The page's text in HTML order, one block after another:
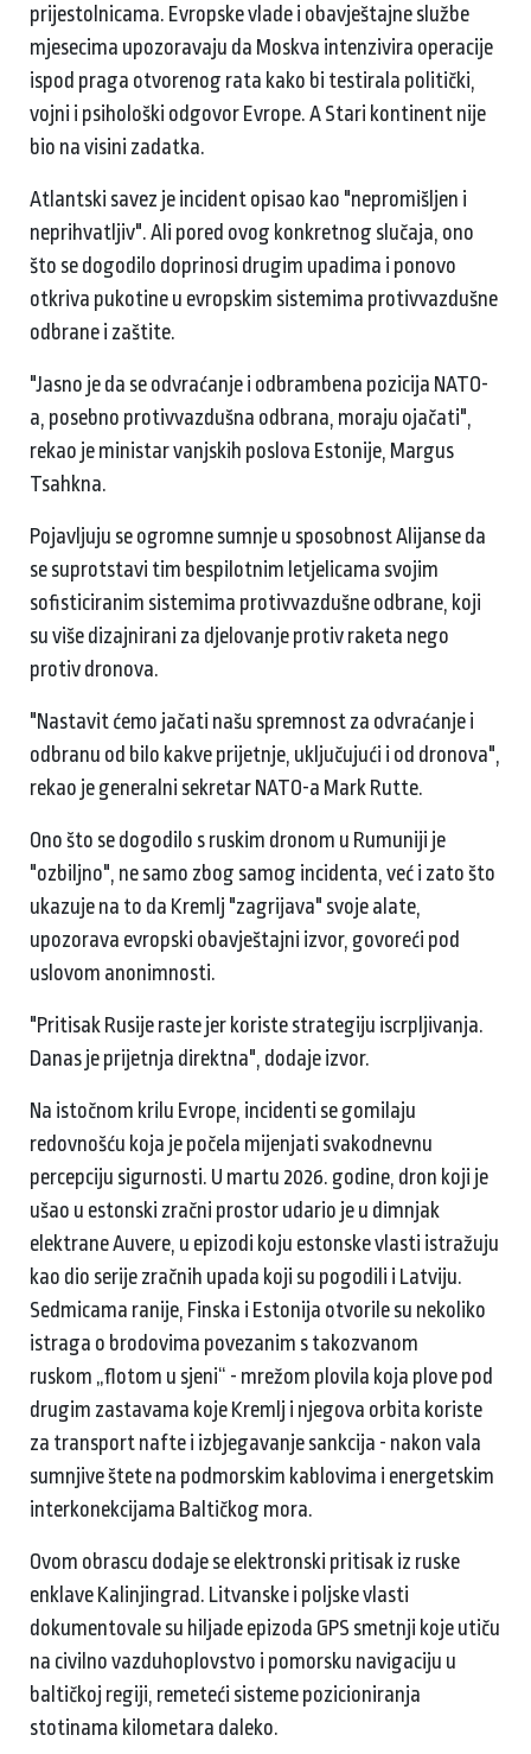
prijestolnicama. Evropske vlade i obavještajne službe
mjesecima upozoravaju da Moskva intenzivira operacije
ispod praga otvorenog rata kako bi testirala politički,
vojni i psihološki odgovor Evrope. A Stari kontinent nije
bio na visini zadatka.
Atlantski savez je incident opisao kao "nepromišljen i
neprihvatljiv". Ali pored ovog konkretnog slučaja, ono
što se dogodilo doprinosi drugim upadima i ponovo
otkriva pukotine u evropskim sistemima protivvazdušne
odbrane i zaštite.
"Jasno je da se odvraćanje i odbrambena pozicija NATO-
a, posebno protivvazdušna odbrana, moraju ojačati",
rekao je ministar vanjskih poslova Estonije, Margus
Tsahkna.
Pojavljuju se ogromne sumnje u sposobnost Alijanse da
se suprotstavi tim bespilotnim letjelicama svojim
sofisticiranim sistemima protivvazdušne odbrane, koji
su više dizajnirani za djelovanje protiv raketa nego
protiv dronova.
"Nastavit ćemo jačati našu spremnost za odvraćanje i
odbranu od bilo kakve prijetnje, uključujući i od dronova",
rekao je generalni sekretar NATO-a Mark Rutte.
Ono što se dogodilo s ruskim dronom u Rumuniji je
"ozbiljno", ne samo zbog samog incidenta, već i zato što
ukazuje na to da Kremlj "zagrijava" svoje alate,
upozorava evropski obavještajni izvor, govoreći pod
uslovom anonimnosti.
"Pritisak Rusije raste jer koriste strategiju iscrpljivanja.
Danas je prijetnja direktna", dodaje izvor.
Na istočnom krilu Evrope, incidenti se gomilaju
redovnošću koja je počela mijenjati svakodnevnu
percepciju sigurnosti. U martu 2026. godine, dron koji je
ušao u estonski zračni prostor udario je u dimnjak
elektrane Auvere, u epizodi koju estonske vlasti istražuju
kao dio serije zračnih upada koji su pogodili i Latviju.
Sedmicama ranije, Finska i Estonija otvorile su nekoliko
istraga o brodovima povezanim s takozvanom
ruskom „flotom u sjeni“ - mrežom plovila koja plove pod
drugim zastavama koje Kremlj i njegova orbita koriste
za transport nafte i izbjegavanje sankcija - nakon vala
sumnjive štete na podmorskim kablovima i energetskim
interkonekcijama Baltičkog mora.
Ovom obrascu dodaje se elektronski pritisak iz ruske
enklave Kalinjingrad. Litvanske i poljske vlasti
dokumentovale su hiljade epizoda GPS smetnji koje utiču
na civilno vazduhoplovstvo i pomorsku navigaciju u
baltičkoj regiji, remeteći sisteme pozicioniranja
stotinama kilometara daleko.